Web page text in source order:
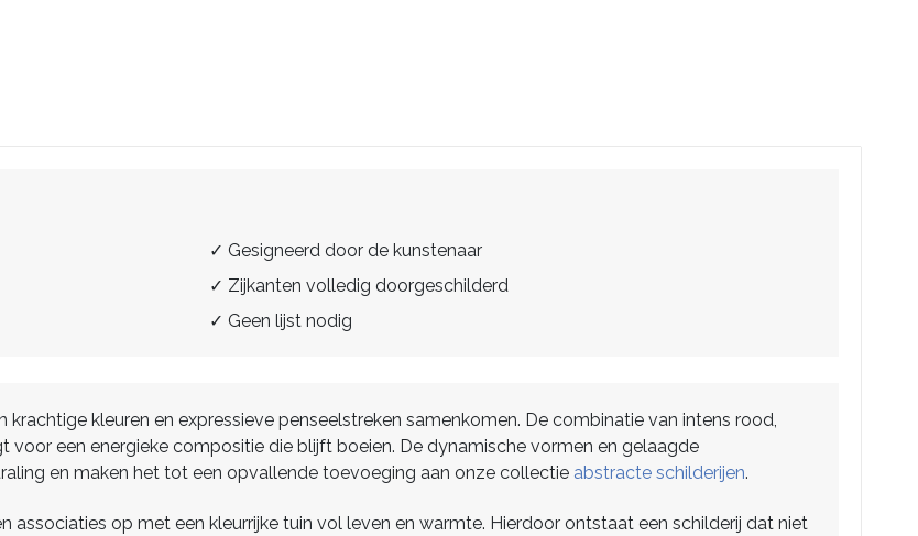
✓ Gesigneerd door de kunstenaar
✓ Zijkanten volledig doorgeschilderd
✓ Geen lijst nodig
kleuren en expressieve penseelstreken samenkomen. De combinatie van intens rood,
een energieke compositie die blijft boeien. De dynamische vormen en gelaagde
en maken het tot een opvallende toevoeging aan onze collectie abstracte schilderijen.
associaties op met een kleurrijke tuin vol leven en warmte. Hierdoor ontstaat een schilderij dat niet